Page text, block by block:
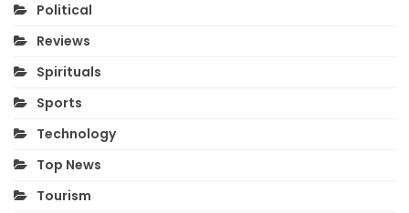
Political
Reviews
Spirituals
Sports
Technology
Top News
Tourism